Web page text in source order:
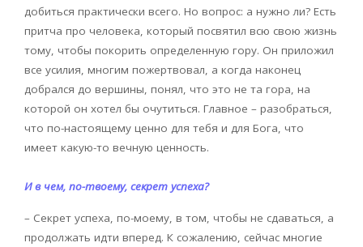
добиться практически всего. Но вопрос: а нужно ли? Есть
притча про человека, который посвятил всю свою жизнь
тому, чтобы покорить определенную гору. Он приложил
все усилия, многим пожертвовал, а когда наконец
добрался до вершины, понял, что это не та гора, на
которой он хотел бы очутиться. Главное – разобраться,
что по-настоящему ценно для тебя и для Бога, что
имеет какую-то вечную ценность.
И в чем, по-твоему, секрет успеха?
– Секрет успеха, по-моему, в том, чтобы не сдаваться, а
продолжать идти вперед. К сожалению, сейчас многие